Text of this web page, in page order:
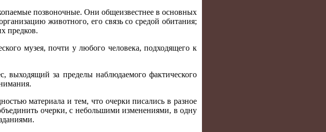
позвоночные. Они общеизвестнее в основных
животного, его связь со средой обитания;
предков.
музея, почти у любого человека, подходящего к
выходящий за пределы наблюдаемого фактического
материала и тем, что очерки писались в разное
очерки, с небольшими изменениями, в одну